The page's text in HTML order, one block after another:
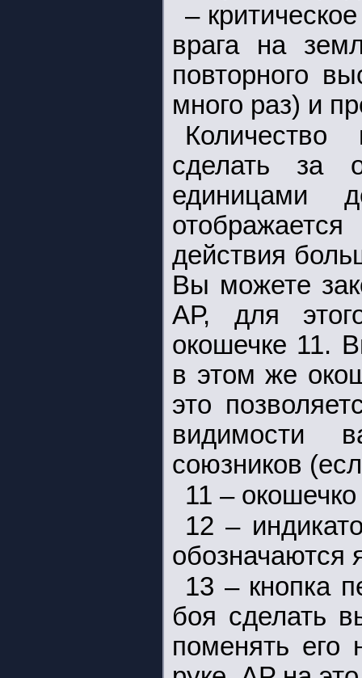
–
врага на
повторного
много раз) и
сделать за
единицами
действия
Вы можете
АР, для
окошечке 11.
в этом же
это
видимости
союзников
11 –
12 –
обозначаются
13 – кнопка
боя сделать
поменять его